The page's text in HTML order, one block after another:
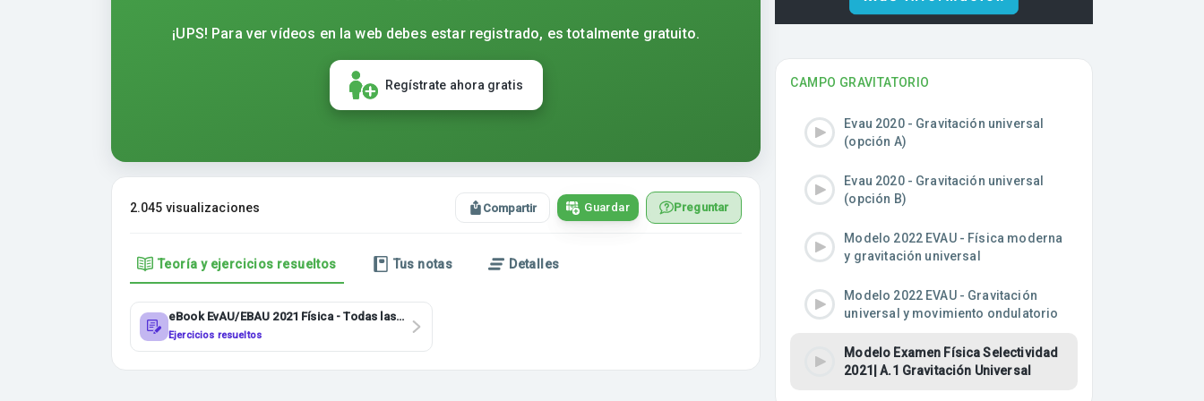
¡UPS! Para ver vídeos en la web debes estar registrado, es totalmente gratuito.
Regístrate ahora gratis
2.045 visualizaciones Compartir Guardar Preguntar
Teoría y ejercicios resueltos Tus notas Detalles
eBook EvAU/EBAU 2021 Física - Todas las
comunidades
Ejercicios resueltos
CAMPO GRAVITATORIO
Evau 2020 - Gravitación universal
(opción A)
Evau 2020 - Gravitación universal
(opción B)
Modelo 2022 EVAU - Física moderna
y gravitación universal
Modelo 2022 EVAU - Gravitación
universal y movimiento ondulatorio
Modelo Examen Física Selectividad
2021| A.1 Gravitación Universal